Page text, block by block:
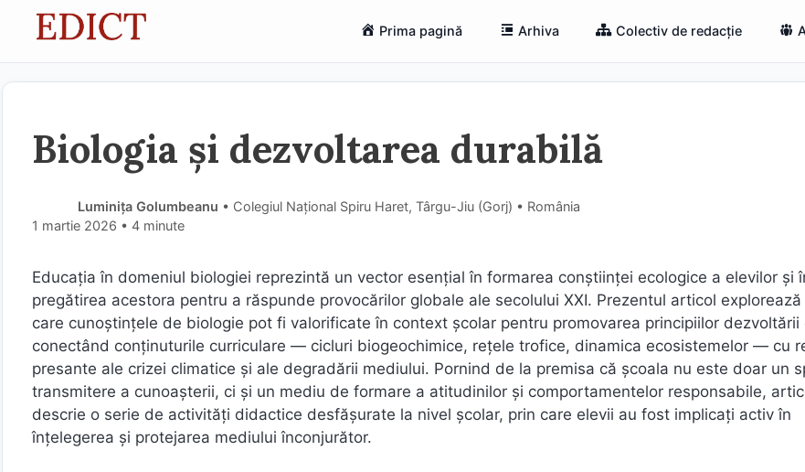
Prima pagină Arhiva Colectiv de redacție
Biologia și dezvoltarea durabilă
Luminița Golumbeanu • Colegiul Național Spiru Haret, Târgu-Jiu (Gorj) • România
1 martie 2026 • 4 minute
Educația în domeniul biologiei reprezintă un vector esențial în formarea conștiinței ecologice a elevilor și
pregătirea acestora pentru a răspunde provocărilor globale ale secolului XXI. Prezentul articol
care cunoștințele de biologie pot fi valorificate în context școlar pentru promovarea principiilor dezvoltării
conectând conținuturile curriculare — cicluri biogeochimice, rețele trofice, dinamica ecosistemelor — cu
presante ale crizei climatice și ale degradării mediului. Pornind de la premisa că școala nu este doar un
transmitere a cunoașterii, ci și un mediu de formare a atitudinilor și comportamentelor responsabile,
descrie o serie de activități didactice desfășurate la nivel școlar, prin care elevii au fost implicați activ în
înțelegerea și protejarea mediului înconjurător.